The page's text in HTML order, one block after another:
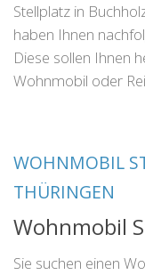
Stellplatz in
haben Ihnen
Diese sollen Ihnen
Wohnmobil oder
WOHNMOBIL
THÜRINGEN
Wohnmobil
Sie suchen einen